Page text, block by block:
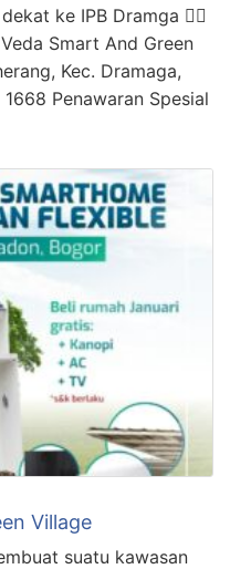
ke IPB Dramga 👇🏻
Smart And Green
Kec. Dramaga,
Penawaran Spesial
Village
suatu kawasan